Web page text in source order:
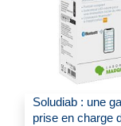
Soludiab : une
prise en charge